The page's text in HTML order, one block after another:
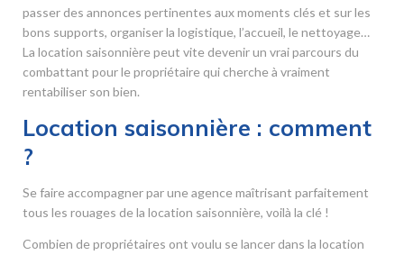
passer des annonces pertinentes aux moments clés et sur les
bons supports, organiser la logistique, l’accueil, le nettoyage…
La location saisonnière peut vite devenir un vrai parcours du
combattant pour le propriétaire qui cherche à vraiment
rentabiliser son bien.
Location saisonnière : comment
?
Se faire accompagner par une agence maîtrisant parfaitement
tous les rouages de la location saisonnière, voilà la clé !
Combien de propriétaires ont voulu se lancer dans la location